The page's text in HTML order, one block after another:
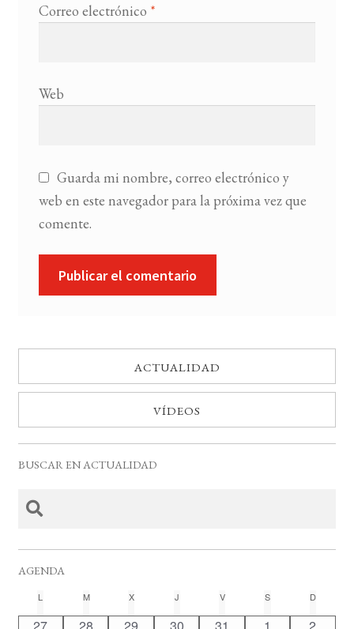
Correo electrónico *
Web
Guarda mi nombre, correo electrónico y
web en este navegador para la próxima vez que
comente.
ACTUALIDAD
VÍDEOS
BUSCAR EN ACTUALIDAD
AGENDA
a
L MMARTES XMIÉRCOLES
J VVIERNES SSÁBADO D
0
0
0
0
0
0
0